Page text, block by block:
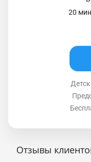
20
Отзывы